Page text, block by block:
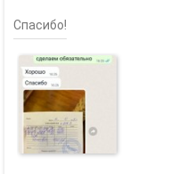
Спасибо!